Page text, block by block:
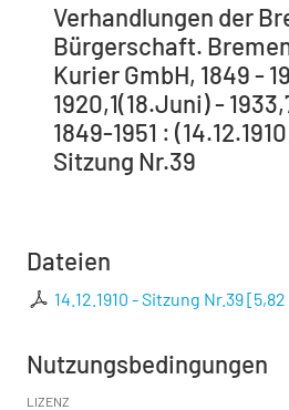
Verhandlungen der
Bürgerschaft.
Kurier GmbH, 1849 -
1920,1(18.Juni) -
1849-1951 :
Sitzung Nr.39
Dateien
14.12.1910 - Sitzung Nr.39[5,82
Nutzungsbedingungen
LIZENZ